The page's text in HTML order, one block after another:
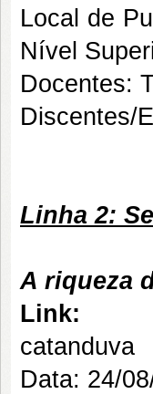
Local de
Nível
Docentes:
Discentes/
Linha 2:
A riqueza
catanduva
Data: 24/